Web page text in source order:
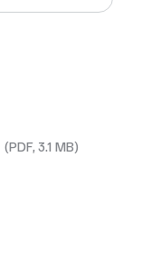
(PDF, 3.1 MB)